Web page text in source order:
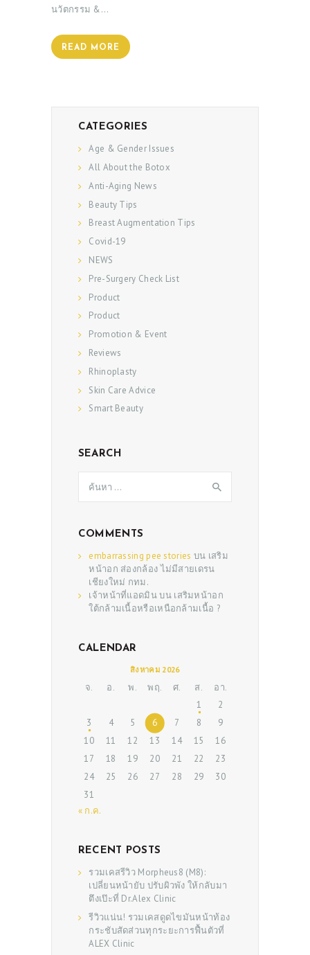
ABOUT US
PATIENT REVIEWS
PRE & POST CAUTIONS
CONSULT & RESERVATION
นวัตกรรม &…
READ MORE
CATEGORIES
Age & Gender Issues
All About the Botox
Anti-Aging News
Beauty Tips
Breast Augmentation Tips
Covid-19
NEWS
Pre-Surgery Check List
Product
Product
Promotion & Event
Reviews
Rhinoplasty
Skin Care Advice
Smart Beauty
SEARCH
สำหรับ:
COMMENTS
embarrassing pee stories บน เสริม
หน้าอก ส่องกล้อง ไม่มีสายเดรน
เชียงใหม่ กทม.
เจ้าหน้าที่แอดมินบน เสริมหน้าอก
ใต้กล้ามเนื้อหรือเหนือกล้ามเนื้อ ?
CALENDAR
สิงหาคม 2026
จ. อ. พ. พฤ. ศ. ส. อา.
1
2
3
4 5 6 7 8
9
10
11 12 13 14 15
16
17
18 19 20 21 22
23
24
25 26 27 28 29
30
31
« ก.ค.
RECENT POSTS
รวมเคสรีวิว Morpheus8 (M8):
เปลี่ยนหน้ายับ ปรับผิวพัง ให้กลับมา
ตึงเป๊ะที่ Dr.Alex Clinic
รีวิวแน่น! รวมเคสดูดไขมันหน้าท้อง
กระชับสัดส่วนทุกระยะการฟื้นตัวที่
ALEX Clinic